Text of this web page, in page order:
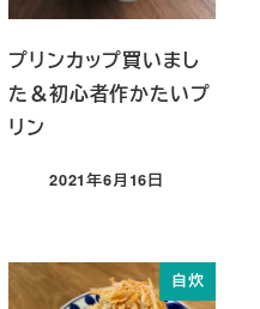
プリンカップ買いまし
た＆初心者作かたいプ
リン
投稿日
2021年6月16日
自炊